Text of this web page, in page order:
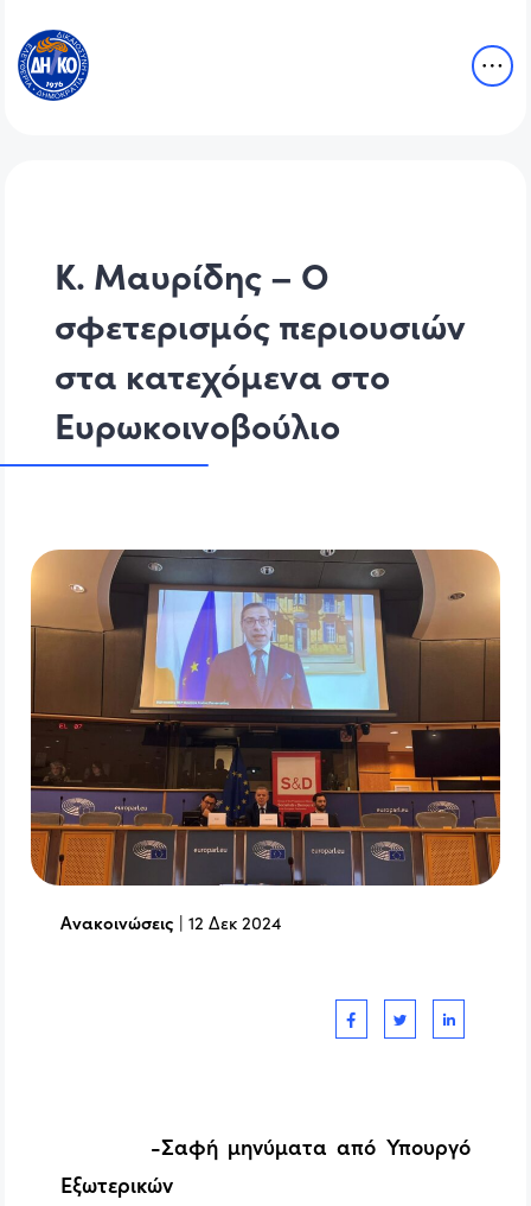
Κ. Μαυρίδης – Ο
σφετερισμός περιουσιών
στα κατεχόμενα στο
Ευρωκοινοβούλιο
Ανακοινώσεις |12 Δεκ 2024
-Σαφή μηνύματα από Υπουργό
Εξωτερικών